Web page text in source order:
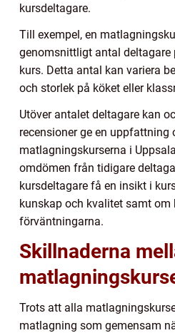
kursdeltagare.
Till exempel, en
genomsnittligt antal deltagare
kurs. Detta antal kan variera
och storlek på köket eller
Utöver antalet deltagare kan
recensioner ge en uppfattning
matlagningskurserna i
omdömen från tidigare
kursdeltagare få en insikt i
kunskap och kvalitet samt om
förväntningarna.
Skillnaderna
Trots att alla
matlagning som gemensam